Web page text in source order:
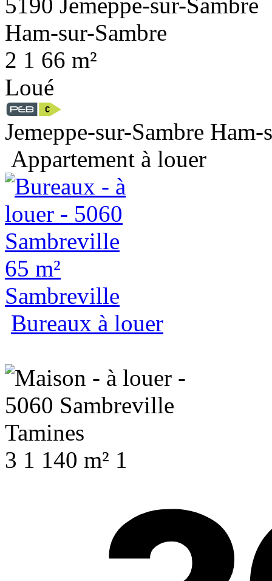
2 1 66 m²
Loué
Jemeppe-sur-Sambre Ham-
Appartement à louer
65 m²
Sambreville
Bureaux à louer
3 1 140 m² 1